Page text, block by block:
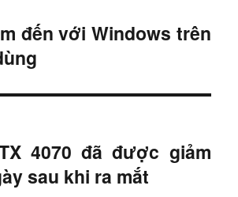
đến với Windows trên
4070 đã được giảm
sau khi ra mắt